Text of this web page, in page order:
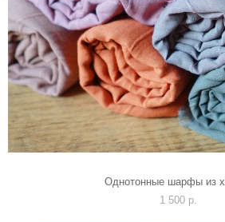
Однотонные шарфы из
1 500 p.